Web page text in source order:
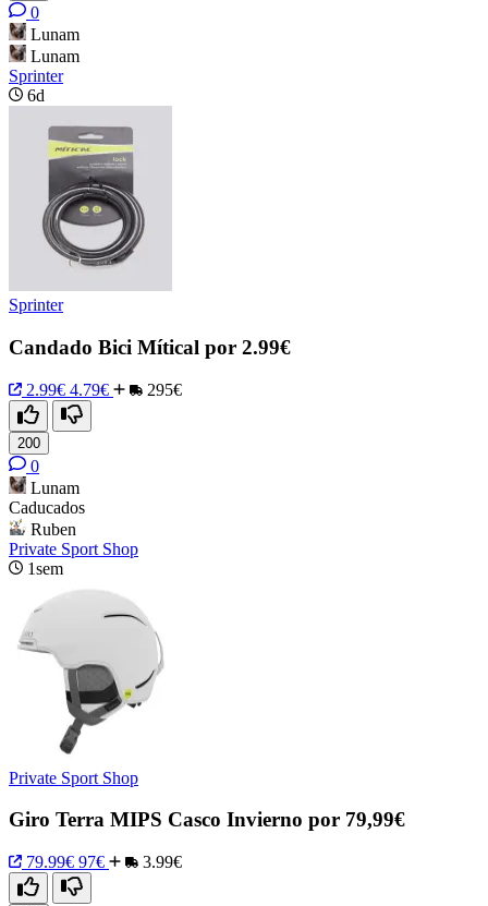
0
Lunam
Lunam
Sprinter
6d
Sprinter
Candado Bici Mítical por 2.99€
2.99€ 4.79€ 295€
200
0
Lunam
Caducados
Ruben
Private Sport Shop
1sem
Private Sport Shop
Giro Terra MIPS Casco Invierno por 79,99€
79.99€ 97€ 3.99€